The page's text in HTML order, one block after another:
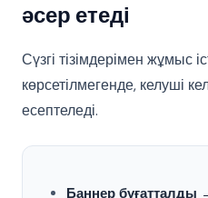
әсер етеді
Сүзгі тізімдерімен жұмыс
көрсетілмегенде, келуші
есептеледі.
Баннер бұғатталды